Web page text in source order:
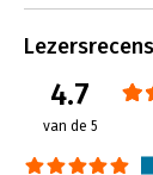
na te denken
Lees verder
4.7
van de 5